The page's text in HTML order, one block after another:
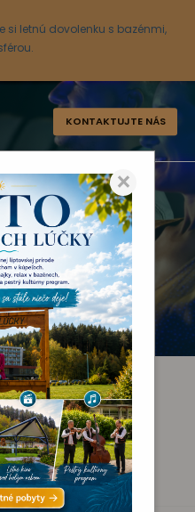
si letnú dovolenku s bazénmi,
×
KONTAKTUJTE NÁS
Zábava Fitness